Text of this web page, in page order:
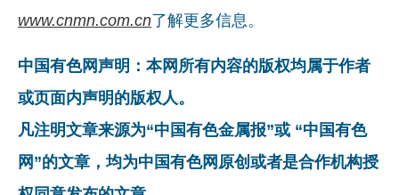
www.cnmn.com.cn了解更多信息。
中国有色网声明：本网所有内容的版权均属于作者
或页面内声明的版权人。
凡注明文章来源为“中国有色金属报”或 “中国有色
网”的文章，均为中国有色网原创或者是合作机构授